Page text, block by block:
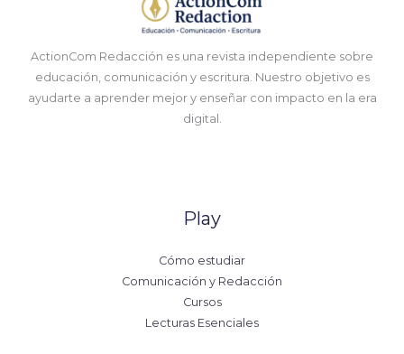
ActionCom Redacción es una revista independiente sobre
educación, comunicación y escritura. Nuestro objetivo es
ayudarte a aprender mejor y enseñar con impacto en la era
digital.
Play
Cómo estudiar
Comunicación y Redacción
Cursos
Lecturas Esenciales